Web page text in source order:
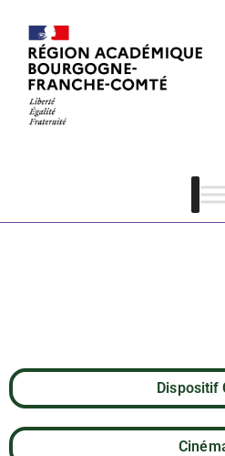
la Vallée
Vent
Dispositif